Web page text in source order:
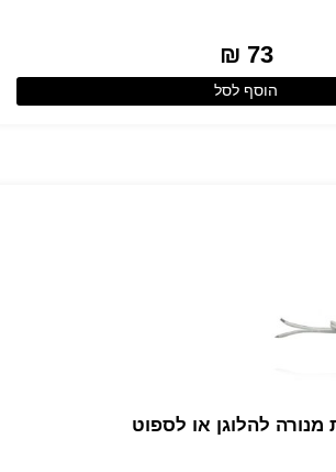
73 ₪
הוסף לסל
מנורה להלוגן או לספוט